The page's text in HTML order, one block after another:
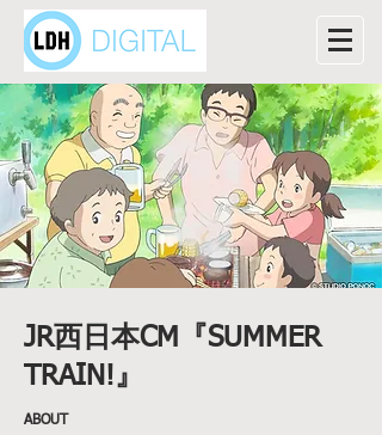
JR西日本CM『SUMMER
TRAIN!』
ABOUT